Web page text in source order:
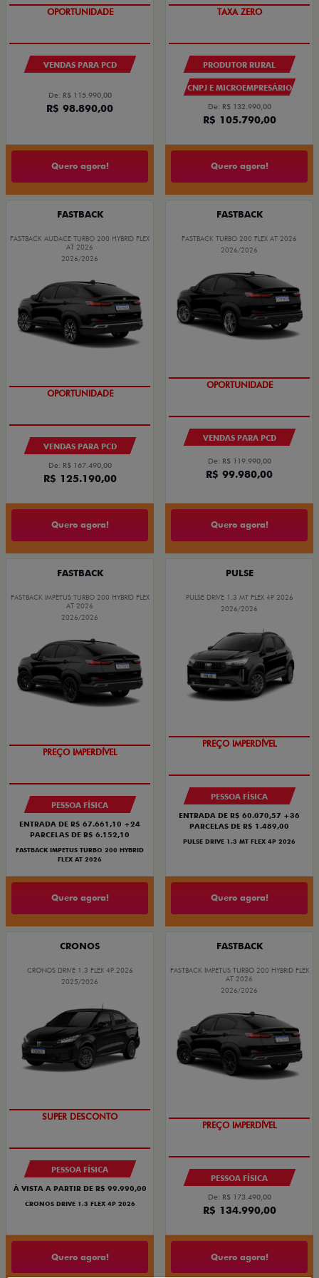
OPORTUNIDADE
VENDAS PARA PCD
De: R$ 115.990,00
R$ 98.890,00
Quero agora!
TAXA ZERO
PRODUTOR RURAL
CNPJ E MICROEMPRESÁRIO
De: R$ 132.990,00
R$ 105.790,00
Quero agora!
FASTBACK
FASTBACK AUDACE TURBO 200 HYBRID FLEX
AT 2026
2026/2026
OPORTUNIDADE
VENDAS PARA PCD
De: R$ 167.490,00
R$ 125.190,00
Quero agora!
FASTBACK
FASTBACK TURBO 200 FLEX AT 2026
2026/2026
OPORTUNIDADE
VENDAS PARA PCD
De: R$ 119.990,00
R$ 99.980,00
Quero agora!
FASTBACK
FASTBACK IMPETUS TURBO 200 HYBRID FLEX
AT 2026
2026/2026
PREÇO IMPERDÍVEL
PESSOA FÍSICA
ENTRADA DE R$ 67.661,10 +24
PARCELAS DE R$ 6.152,10
FASTBACK IMPETUS TURBO 200 HYBRID
FLEX AT 2026
Quero agora!
PULSE
PULSE DRIVE 1.3 MT FLEX 4P 2026
2026/2026
PREÇO IMPERDÍVEL
PESSOA FÍSICA
ENTRADA DE R$ 60.070,57 +36
PARCELAS DE R$ 1.489,00
PULSE DRIVE 1.3 MT FLEX 4P 2026
Quero agora!
CRONOS
CRONOS DRIVE 1.3 FLEX 4P 2026
2025/2026
SUPER DESCONTO
PESSOA FÍSICA
À VISTA A PARTIR DE R$ 99.990,00
CRONOS DRIVE 1.3 FLEX 4P 2026
Quero agora!
FASTBACK
FASTBACK IMPETUS TURBO 200 HYBRID FLEX
AT 2026
2026/2026
PREÇO IMPERDÍVEL
PESSOA FÍSICA
De: R$ 173.490,00
R$ 134.990,00
Quero agora!